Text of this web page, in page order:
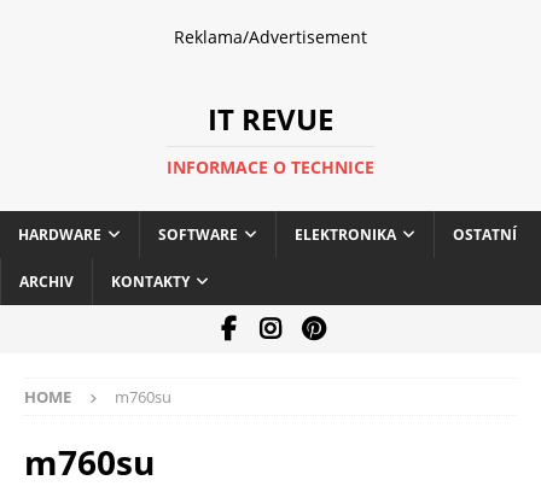
Reklama/Advertisement
IT REVUE
INFORMACE O TECHNICE
HARDWARE SOFTWARE ELEKTRONIKA OSTATNÍ
ARCHIV KONTAKTY
HOME m760su
m760su